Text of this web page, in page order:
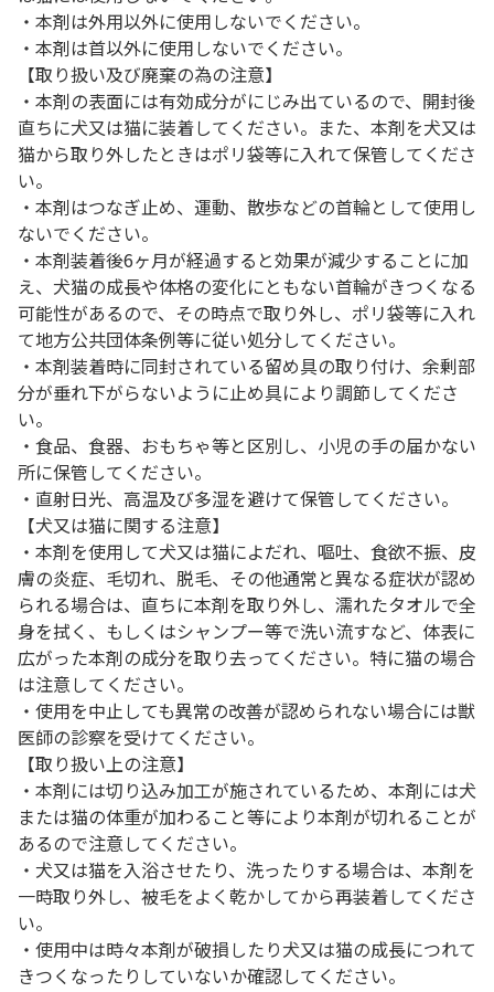
・本剤は外用以外に使用しないでください。
・本剤は首以外に使用しないでください。
【取り扱い及び廃棄の為の注意】
・本剤の表面には有効成分がにじみ出ているので、開封後
直ちに犬又は猫に装着してください。また、本剤を犬又は
猫から取り外したときはポリ袋等に入れて保管してくださ
い。
・本剤はつなぎ止め、運動、散歩などの首輪として使用し
ないでください。
・本剤装着後6ヶ月が経過すると効果が減少することに加
え、犬猫の成長や体格の変化にともない首輪がきつくなる
可能性があるので、その時点で取り外し、ポリ袋等に入れ
て地方公共団体条例等に従い処分してください。
・本剤装着時に同封されている留め具の取り付け、余剰部
分が垂れ下がらないように止め具により調節してくださ
い。
・食品、食器、おもちゃ等と区別し、小児の手の届かない
所に保管してください。
・直射日光、高温及び多湿を避けて保管してください。
【犬又は猫に関する注意】
・本剤を使用して犬又は猫によだれ、嘔吐、食欲不振、皮
膚の炎症、毛切れ、脱毛、その他通常と異なる症状が認め
られる場合は、直ちに本剤を取り外し、濡れたタオルで全
身を拭く、もしくはシャンプー等で洗い流すなど、体表に
広がった本剤の成分を取り去ってください。特に猫の場合
は注意してください。
・使用を中止しても異常の改善が認められない場合には獣
医師の診察を受けてください。
【取り扱い上の注意】
・本剤には切り込み加工が施されているため、本剤には犬
または猫の体重が加わること等により本剤が切れることが
あるので注意してください。
・犬又は猫を入浴させたり、洗ったりする場合は、本剤を
一時取り外し、被毛をよく乾かしてから再装着してくださ
い。
・使用中は時々本剤が破損したり犬又は猫の成長につれて
きつくなったりしていないか確認してください。